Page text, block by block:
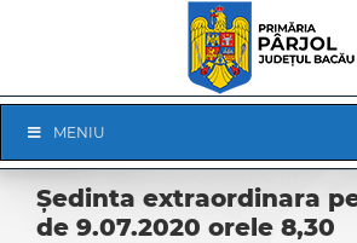
Navigation
MENIU
Ședinta extraordinara
de 9.07.2020 orele 8,30